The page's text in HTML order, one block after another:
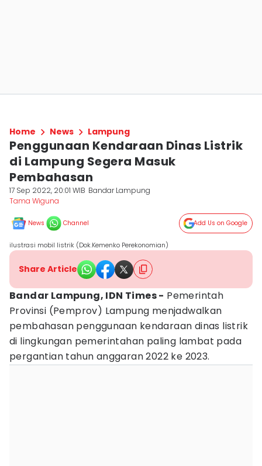
Home News Lampung
Penggunaan Kendaraan Dinas Listrik
di Lampung Segera Masuk
Pembahasan
17 Sep 2022, 20:01 WIB Bandar Lampung
Tama Wiguna
News Channel Add Us on Google
ilustrasi mobil listrik (Dok.Kemenko Perekonomian)
Share Article
Bandar Lampung, IDN Times - Pemerintah
Provinsi (Pemprov) Lampung menjadwalkan
pembahasan penggunaan kendaraan dinas listrik
di lingkungan pemerintahan paling lambat pada
pergantian tahun anggaran 2022 ke 2023.